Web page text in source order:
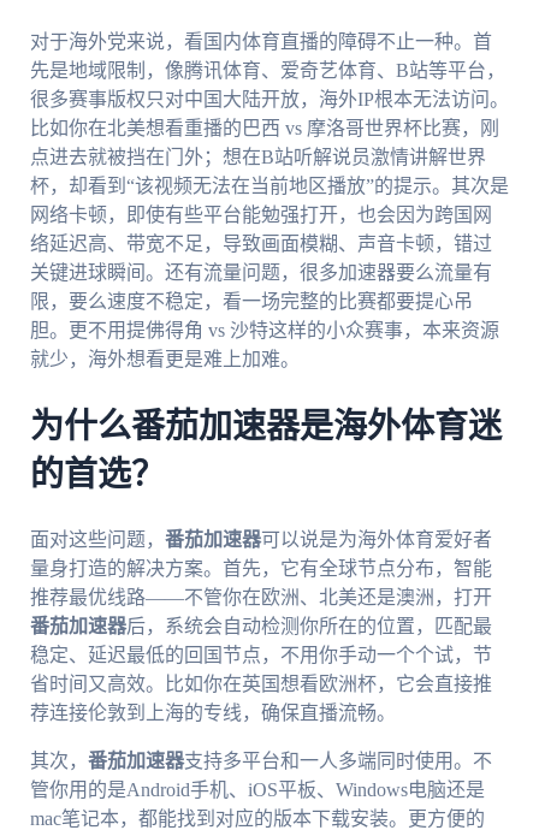
对于海外党来说，看国内体育直播的障碍不止一种。首
先是地域限制，像腾讯体育、爱奇艺体育、B站等平台，
很多赛事版权只对中国大陆开放，海外IP根本无法访问。
比如你在北美想看重播的巴西 vs 摩洛哥世界杯比赛，刚
点进去就被挡在门外；想在B站听解说员激情讲解世界
杯，却看到“该视频无法在当前地区播放”的提示。其次是
网络卡顿，即使有些平台能勉强打开，也会因为跨国网
络延迟高、带宽不足，导致画面模糊、声音卡顿，错过
关键进球瞬间。还有流量问题，很多加速器要么流量有
限，要么速度不稳定，看一场完整的比赛都要提心吊
胆。更不用提佛得角 vs 沙特这样的小众赛事，本来资源
就少，海外想看更是难上加难。
为什么番茄加速器是海外体育迷
的首选？
面对这些问题， 番茄加速器可以说是为海外体育爱好者
量身打造的解决方案。首先，它有全球节点分布，智能
推荐最优线路——不管你在欧洲、北美还是澳洲，打开
番茄加速器后，系统会自动检测你所在的位置，匹配最
稳定、延迟最低的回国节点，不用你手动一个个试，节
省时间又高效。比如你在英国想看欧洲杯，它会直接推
荐连接伦敦到上海的专线，确保直播流畅。
其次， 番茄加速器支持多平台和一人多端同时使用。不
管你用的是Android手机、iOS平板、Windows电脑还是
mac笔记本，都能找到对应的版本下载安装。更方便的